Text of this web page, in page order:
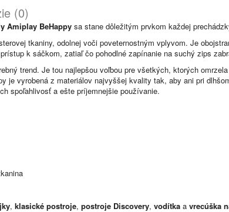
(0)
Amiplay BeHappy sa stane dôležitým prvkom každej
tkaniny, odolnej voči poveternostným vplyvom. Je
k sáčkom, zatiaľ čo pohodlné zapínanie na suchý zips
trend. Je tou najlepšou voľbou pre všetkých, ktorých
je vyrobená z materiálov najvyššej kvality tak, aby ani pri
spoľahlivosť a ešte príjemnejšie používanie.
, klasické postroje, postroje Discovery, vodítka a vrecúška